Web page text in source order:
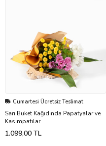
Cumartesi Ücretsiz Teslimat
Sarı Buket Kağıdında Papatyalar ve
Kasımpatılar
1.099,00 TL